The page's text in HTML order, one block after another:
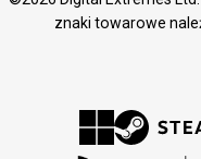
znaki towarowe